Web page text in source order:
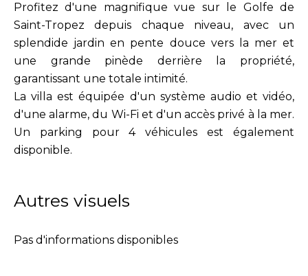
Profitez d'une magnifique vue sur le Golfe de
Saint-Tropez depuis chaque niveau, avec un
splendide jardin en pente douce vers la mer et
une grande pinède derrière la propriété,
garantissant une totale intimité.
La villa est équipée d'un système audio et vidéo,
d'une alarme, du Wi-Fi et d'un accès privé à la mer.
Un parking pour 4 véhicules est également
disponible.
Autres visuels
Pas d'informations disponibles